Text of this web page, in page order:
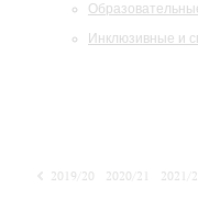
Инклюзивные и
2019/20 2020/21 2021/